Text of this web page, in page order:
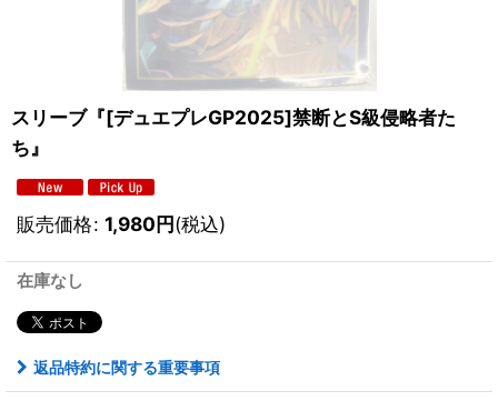
スリーブ『[デュエプレGP2025]禁断とS級侵略者た
ち』
販売価格: 1,980円(税込)
在庫なし
返品特約に関する重要事項